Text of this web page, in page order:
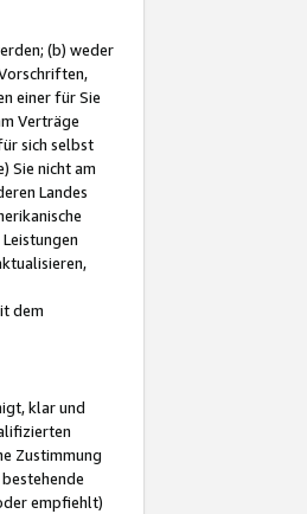
(b) weder
einer für Sie
Verträge
sich selbst
Sie nicht am
Landes
dem
klar und
Zustimmung
empfiehlt)